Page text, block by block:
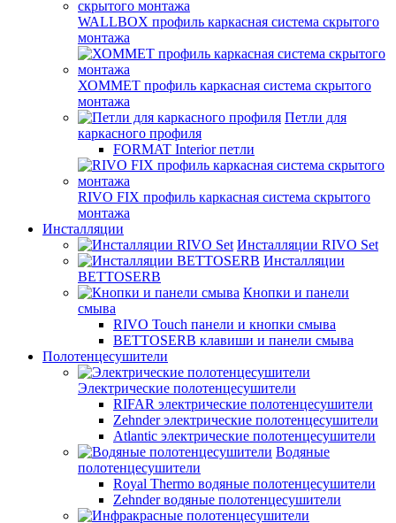
WALLBOX профиль каркасная система скрытого
монтажа
ХОММЕТ профиль каркасная система скрытого
монтажа
Петли для
каркасного профиля
FORMAT Interior петли
RIVO FIX профиль каркасная система скрытого
монтажа
Инсталляции
Инсталляции RIVO Set
Инсталляции
BETTOSERB
Кнопки и панели
смыва
RIVO Touch панели и кнопки смыва
BETTOSERB клавиши и панели смыва
Полотенцесушители
Электрические полотенцесушители
RIFAR электрические полотенцесушители
Zehnder электрические полотенцесушители
Atlantic электрические полотенцесушители
Водяные
полотенцесушители
Royal Thermo водяные полотенцесушители
Zehnder водяные полотенцесушители